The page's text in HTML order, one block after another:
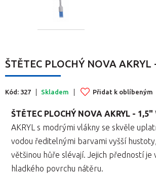
ŠTĚTEC PLOCHÝ NOVA AKRYL
Kód: 327 Skladem Přidat k oblíbeným
ŠTĚTEC PLOCHÝ NOVA AKRYL - 1,5"
AKRYL s modrými vlákny se skvěle
vodou ředitelnými barvami vyšší
většinou hůře slévají. Jejich předností je
hladkého povrchu nátěru.